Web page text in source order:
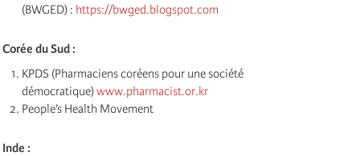
(BWGED) : https://bwged.blogspot.com
Corée du Sud :
KPDS (Pharmaciens coréens pour une société
démocratique)www.pharmacist.or.kr
People’s Health Movement
Inde :